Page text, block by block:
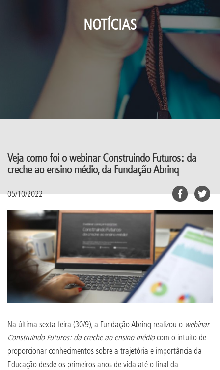
NOTÍCIAS
Veja como foi o webinar Construindo Futuros: da
creche ao ensino médio, da Fundação Abrinq
05/10/2022
Na última sexta-feira (30/9), a Fundação Abrinq realizou o webinar
Construindo Futuros: da creche ao ensino médiocom o intuito de
proporcionar conhecimentos sobre a trajetória e importância da
Educação desde os primeiros anos de vida até o final da